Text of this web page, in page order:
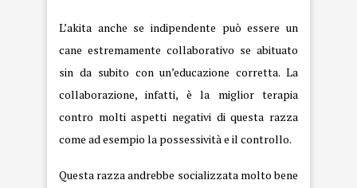
L’akita anche se indipendente può essere un
cane estremamente collaborativo se abituato
sin da subito con un’educazione corretta. La
collaborazione, infatti, è la miglior terapia
contro molti aspetti negativi di questa razza
come ad esempio la possessività e il controllo.
Questa razza andrebbe socializzata molto bene